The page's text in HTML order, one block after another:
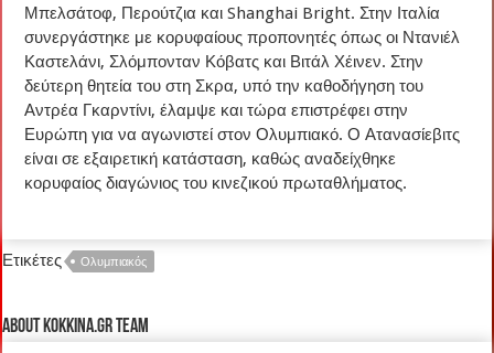
Μπελσάτοφ, Περούτζια και Shanghai Bright. Στην Ιταλία
συνεργάστηκε με κορυφαίους προπονητές όπως οι Ντανιέλ
Καστελάνι, Σλόμπονταν Κόβατς και Βιτάλ Χέινεν. Στην
δεύτερη θητεία του στη Σκρα, υπό την καθοδήγηση του
Αντρέα Γκαρντίνι, έλαμψε και τώρα επιστρέφει στην
Ευρώπη για να αγωνιστεί στον Ολυμπιακό. Ο Ατανασίεβιτς
είναι σε εξαιρετική κατάσταση, καθώς αναδείχθηκε
κορυφαίος διαγώνιος του κινεζικού πρωταθλήματος.
Ετικέτες Ολυμπιακός
About kokkina.gr TEAM